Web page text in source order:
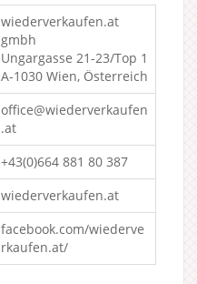
wiederverkaufen.at
gmbh
Ungargasse 21-23/Top 1
A-1030 Wien, Österreich
office@wiederverkaufen
.at
+43(0)664 881 80 387
wiederverkaufen.at
facebook.com/wiederve
rkaufen.at/